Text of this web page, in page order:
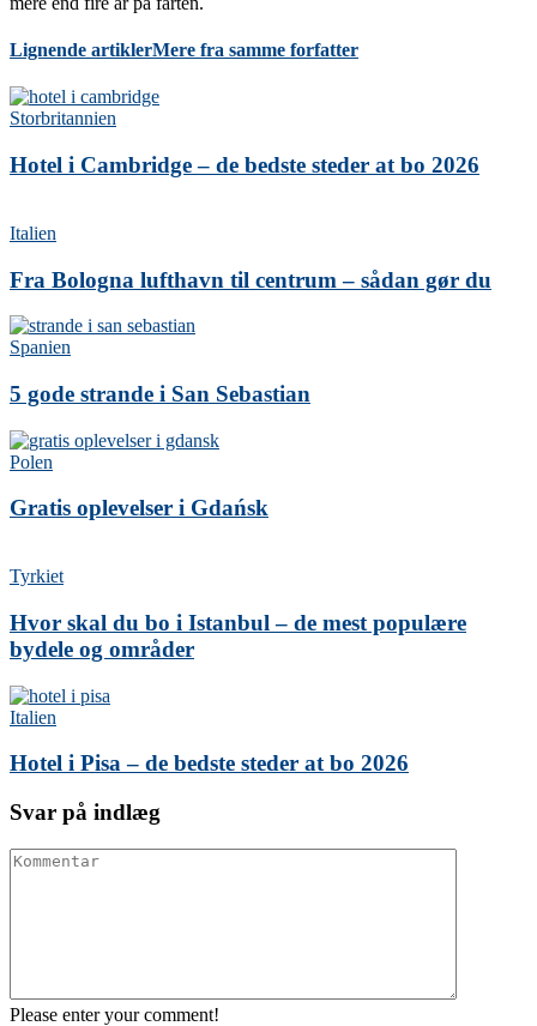
Lignende artiklerMere fra samme forfatter
Storbritannien
Hotel i Cambridge – de bedste steder at bo 2026
Italien
Fra Bologna lufthavn til centrum – sådan gør du
Spanien
5 gode strande i San Sebastian
Polen
Gratis oplevelser i Gdańsk
Tyrkiet
Hvor skal du bo i Istanbul – de mest populære
bydele og områder
Italien
Hotel i Pisa – de bedste steder at bo 2026
Svar på indlæg
Please enter your comment!